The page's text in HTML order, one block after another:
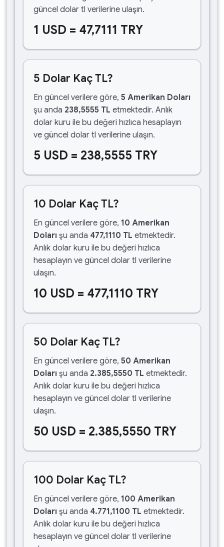
güncel dolar tl verilerine ulaşın.
1 USD = 47,7111 TRY
5 Dolar Kaç TL?
En güncel verilere göre, 5 Amerikan Doları
şu anda 238,5555 TL etmektedir. Anlık
dolar kuru ile bu değeri hızlıca hesaplayın
ve güncel dolar tl verilerine ulaşın.
5 USD = 238,5555 TRY
10 Dolar Kaç TL?
En güncel verilere göre, 10 Amerikan
Doları şu anda 477,1110 TL etmektedir.
Anlık dolar kuru ile bu değeri hızlıca
hesaplayın ve güncel dolar tl verilerine
ulaşın.
10 USD = 477,1110 TRY
50 Dolar Kaç TL?
En güncel verilere göre, 50 Amerikan
Doları şu anda 2.385,5550 TL etmektedir.
Anlık dolar kuru ile bu değeri hızlıca
hesaplayın ve güncel dolar tl verilerine
ulaşın.
50 USD = 2.385,5550 TRY
100 Dolar Kaç TL?
En güncel verilere göre, 100 Amerikan
Doları şu anda 4.771,1100 TL etmektedir.
Anlık dolar kuru ile bu değeri hızlıca
hesaplayın ve güncel dolar tl verilerine